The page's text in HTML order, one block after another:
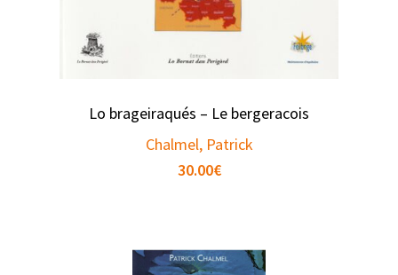
Lo brageiraqués – Le bergeracois
Chalmel, Patrick
30.00€